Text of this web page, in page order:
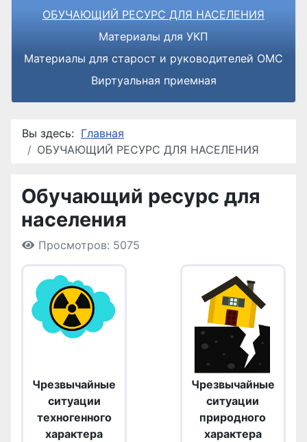
ОБУЧАЮЩИЙ РЕСУРС ДЛЯ НАСЕЛЕНИЯ
Материалы для УКП
Материалы для старост и руководителей ОМС
Виртуальная приемная
Вы здесь: Главная
ОБУЧАЮЩИЙ РЕСУРС ДЛЯ НАСЕЛЕНИЯ
Обучающий ресурс для
населения
Просмотров: 5075
Чрезвычайные
ситуации
техногенного
характера
Чрезвычайные
ситуации
природного
характера